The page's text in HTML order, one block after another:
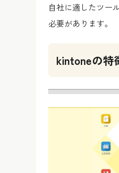
自社に適したツー
必要があります。
kintoneの特